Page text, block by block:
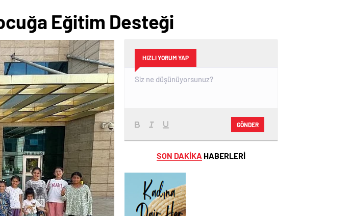
Eğitim Desteği
HIZLI YORUM YAP
GÖNDER
SON DAKİKA HABERLERİ